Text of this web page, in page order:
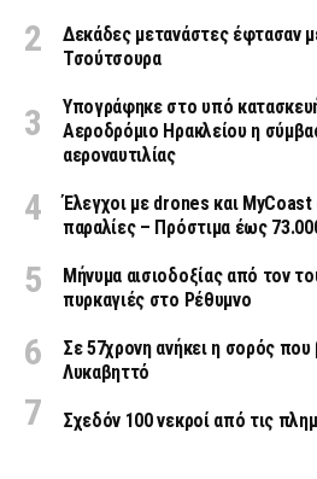
Δεκάδες μετανάστες έφτασαν
Τσούτσουρα
Υπογράφηκε στο υπό
Αεροδρόμιο Ηρακλείου η
αεροναυτιλίας
Έλεγχοι με drones και
παραλίες – Πρόστιμα έως
Μήνυμα αισιοδοξίας από τον
πυρκαγιές στο Ρέθυμνο
Σε 57χρονη ανήκει η σορός
Λυκαβηττό
Σχεδόν 100 νεκροί από τις